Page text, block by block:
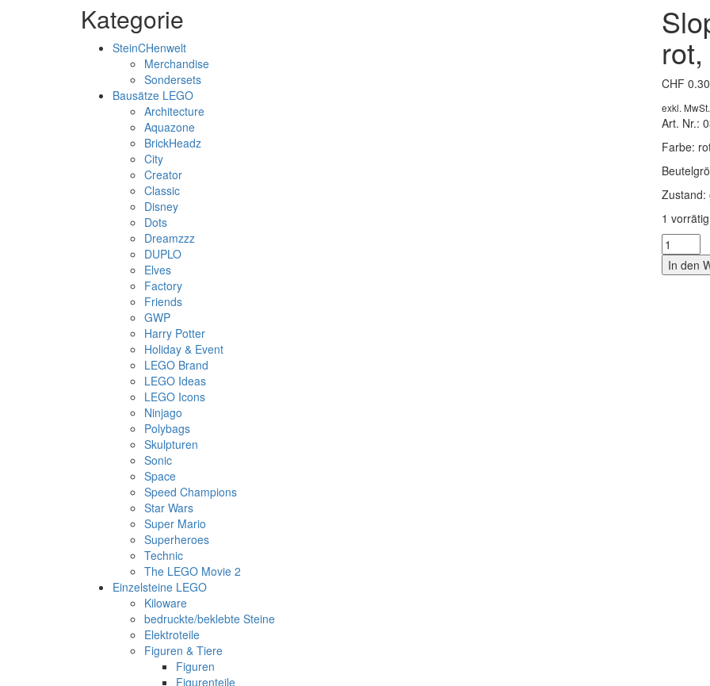
CHF 0.30
exkl.
Art. Nr.:
Farbe:
Zustand:
1 vorrätig
In den
Kategorie
SteinCHenwelt
Merchandise
Sondersets
Bausätze LEGO
Architecture
Aquazone
BrickHeadz
City
Creator
Classic
Disney
Dots
Dreamzzz
DUPLO
Elves
Factory
Friends
GWP
Harry Potter
Holiday & Event
LEGO Brand
LEGO Ideas
LEGO Icons
Ninjago
Polybags
Skulpturen
Sonic
Space
Speed Champions
Star Wars
Super Mario
Superheroes
Technic
The LEGO Movie 2
Einzelsteine LEGO
Kiloware
bedruckte/beklebte Steine
Elektroteile
Figuren & Tiere
Figuren
Figurenteile